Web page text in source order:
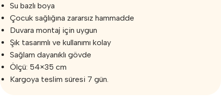
Su bazlı boya
Çocuk sağlığına zararsız hammadde
Duvara montaj için uygun
Şık tasarımlı ve kullanımı kolay
Sağlam dayanıklı gövde
Ölçü: 54×35 cm
Kargoya teslim süresi 7 gün.